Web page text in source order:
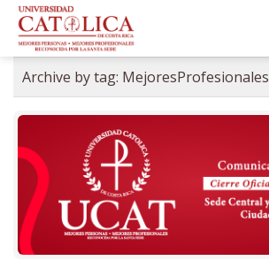
Archive by tag: MejoresProfesionales